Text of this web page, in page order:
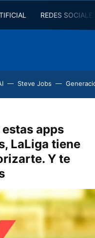
REDES
Steve Jobs
apps
LaLiga tiene
Y te